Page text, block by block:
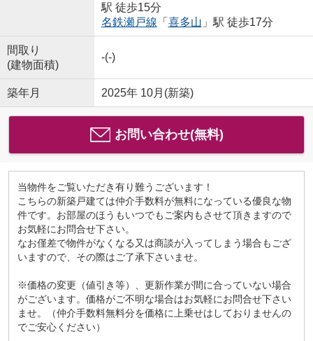
駅 徒歩15分
名鉄瀬戸線 「 喜多山 」駅 徒歩17分
間取り
(建物面積)
-(-)
築年月 2025年 10月(新築)
お問い合わせ(無料)
当物件をご覧いただき有り難うございます！
こちらの新築戸建ては仲介手数料が無料になっている優良な物
件です。お部屋のほうもいつでもご案内もさせて頂きますので
お気軽にお問合せ下さい。
なお僅差で物件がなくなる又は商談が入ってしまう場合もござ
いますので、その際はご了承下さいませ。
※価格の変更（値引き等）、更新作業が間に合っていない場合
がございます。価格がご不明な場合はお気軽にお問合せ下さい
ませ。（仲介手数料無料分を価格に上乗せはしておりませんの
でご安心ください）